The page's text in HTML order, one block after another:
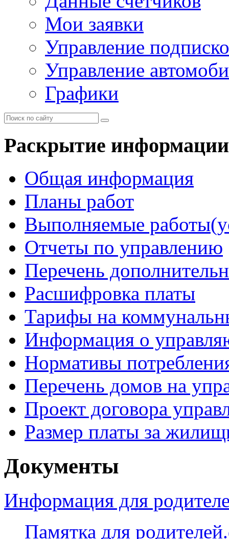
Мои заявки
Управление
Управление
Графики
Раскрытие информации
Общая информация
Планы работ
Выполняемые
Отчеты по управлению
Перечень
Расшифровка платы
Тарифы на
Информация о
Нормативы
Перечень домов на
Проект договора
Размер платы за
Документы
Информация для
Памятка для